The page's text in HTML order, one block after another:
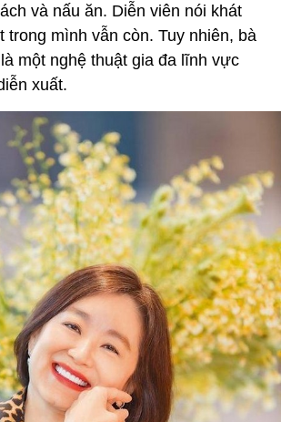
và nấu ăn. Diễn viên nói khát
trong mình vẫn còn. Tuy nhiên, bà
một nghệ thuật gia đa lĩnh vực
xuất.